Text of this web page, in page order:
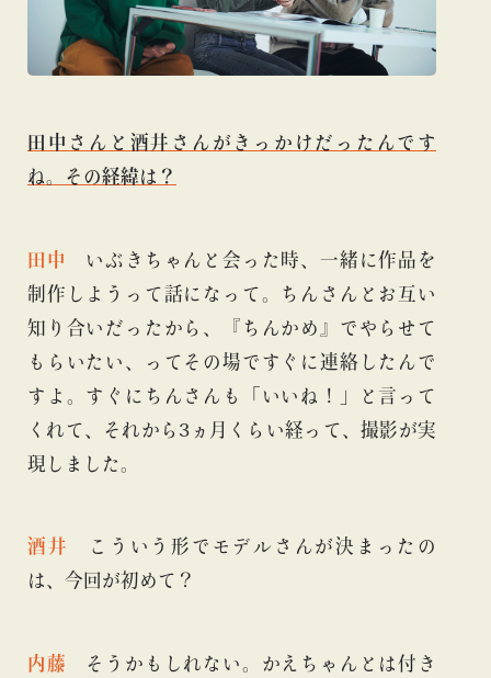
田中さんと酒井さんがきっかけだったんです
ね。その経緯は？
田中
いぶきちゃんと会った時、一緒に作品を
制作しようって話になって。ちんさんとお互い
知り合いだったから、『ちんかめ』でやらせて
もらいたい、ってその場ですぐに連絡したんで
すよ。すぐにちんさんも「いいね！」と言って
くれて、それから3ヵ月くらい経って、撮影が実
現しました。
酒井
こういう形でモデルさんが決まったの
は、今回が初めて？
内藤 そうかもしれない。かえちゃんとは付き